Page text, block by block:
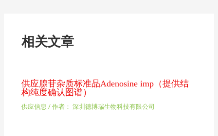
相关文章
供应腺苷杂质标准品Adenosine imp（提供结
构纯度确认图谱）
供应信息 / 作者： 深圳德博瑞生物科技有限公司